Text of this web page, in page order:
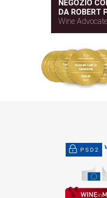
NEGOZIO
DA ROBERT
Wine
PSD2